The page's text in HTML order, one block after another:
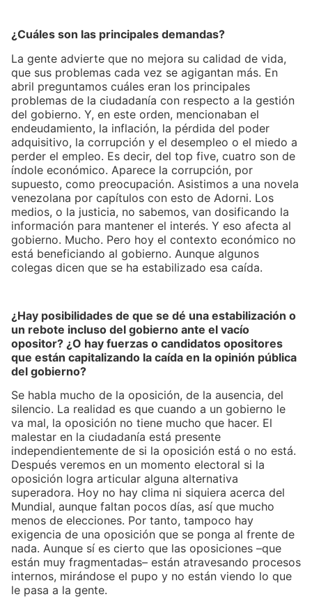
¿Cuáles son las principales demandas?
La gente advierte que no mejora su calidad de vida,
que sus problemas cada vez se agigantan más. En
abril preguntamos cuáles eran los principales
problemas de la ciudadanía con respecto a la gestión
del gobierno. Y, en este orden, mencionaban el
endeudamiento, la inflación, la pérdida del poder
adquisitivo, la corrupción y el desempleo o el miedo a
perder el empleo. Es decir, del top five, cuatro son de
índole económico. Aparece la corrupción, por
supuesto, como preocupación. Asistimos a una novela
venezolana por capítulos con esto de Adorni. Los
medios, o la justicia, no sabemos, van dosificando la
información para mantener el interés. Y eso afecta al
gobierno. Mucho. Pero hoy el contexto económico no
está beneficiando al gobierno. Aunque algunos
colegas dicen que se ha estabilizado esa caída.
¿Hay posibilidades de que se dé una estabilización o
un rebote incluso del gobierno ante el vacío
opositor? ¿O hay fuerzas o candidatos opositores
que están capitalizando la caída en la opinión pública
del gobierno?
Se habla mucho de la oposición, de la ausencia, del
silencio. La realidad es que cuando a un gobierno le
va mal, la oposición no tiene mucho que hacer. El
malestar en la ciudadanía está presente
independientemente de si la oposición está o no está.
Después veremos en un momento electoral si la
oposición logra articular alguna alternativa
superadora. Hoy no hay clima ni siquiera acerca del
Mundial, aunque faltan pocos días, así que mucho
menos de elecciones. Por tanto, tampoco hay
exigencia de una oposición que se ponga al frente de
nada. Aunque sí es cierto que las oposiciones –que
están muy fragmentadas– están atravesando procesos
internos, mirándose el pupo y no están viendo lo que
le pasa a la gente.